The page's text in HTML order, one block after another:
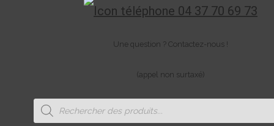
04 37 70 69 73
Une question ? Contactez-nous !
(appel non surtaxé)
Recherche
de
produits